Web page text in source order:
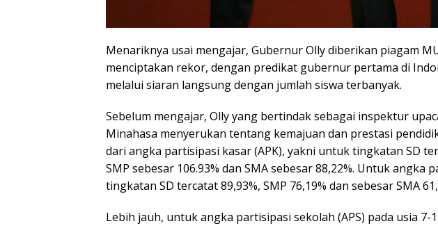
Menariknya usai mengajar, Gubernur Olly diberikan piagam
menciptakan rekor, dengan predikat gubernur pertama di
melalui siaran langsung dengan jumlah siswa terbanyak.
Sebelum mengajar, Olly yang bertindak sebagai inspektur
Minahasa menyerukan tentang kemajuan dan prestasi
dari angka partisipasi kasar (APK), yakni untuk tingkatan SD
SMP sebesar 106.93% dan SMA sebesar 88,22%. Untuk angka
tingkatan SD tercatat 89,93%, SMP 76,19% dan sebesar SMA
Lebih jauh, untuk angka partisipasi sekolah (APS) pada usia 7-